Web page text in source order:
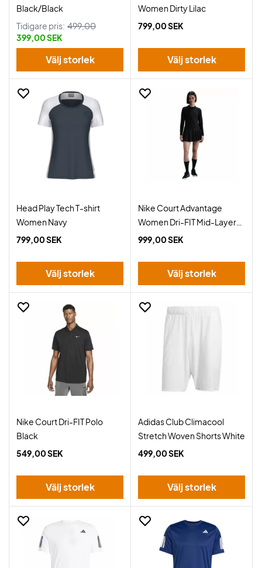
Black/Black
Tidigare pris: 499,00
399,00 SEK
Välj storlek
Women Dirty Lilac
799,00 SEK
Välj storlek
Head Play Tech T-shirt
Women Navy
799,00 SEK
Välj storlek
Nike Court Advantage
Women Dri-FIT Mid-Layer
Top Black
999,00 SEK
Välj storlek
Nike Court Dri-FIT Polo
Black
549,00 SEK
Välj storlek
Adidas Club Climacool
Stretch Woven Shorts White
499,00 SEK
Välj storlek